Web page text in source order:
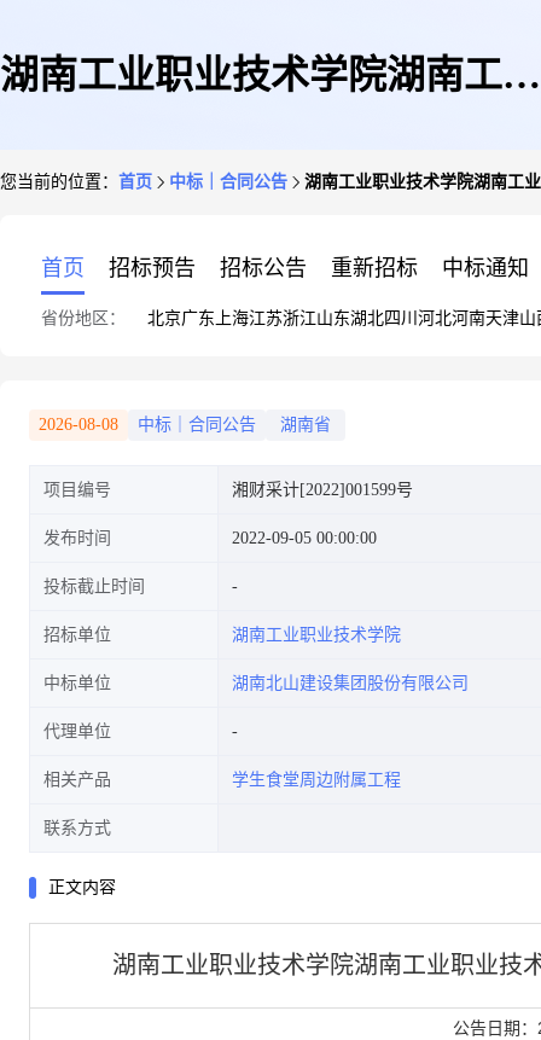
湖南工业职业技术学院湖南工业
您当前的位置： 首页 中标｜合同公告 湖南工业职业技术学院湖南工
首页 招标预告 招标公告 重新招标 中标通知
省份地区： 北京广东 上海江苏浙江山东湖北四川 河北河南天津山
2026-08-08 中标｜合同公告 湖南省
项目编号 湘财采计[2022]001599号
发布时间 2022-09-05 00:00:00
投标截止时间
招标单位 湖南工业职业技术学院
中标单位 湖南北山建设集团股份有限公司
代理单位
相关产品 学生食堂周边附属工程
联系方式
正文内容
湖南工业职业技术学院湖南工业职业技
公告日期